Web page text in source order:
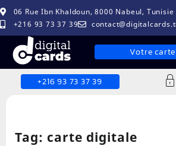
06 Rue Ibn Khaldoun, 8000 Nabeul, Tunisie
+216 93 73 37 39
Votre
+216 93 73 37 39
Tag: carte digitale